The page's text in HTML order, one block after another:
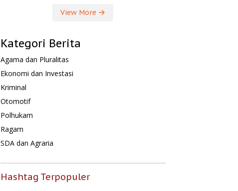
View More
Kategori Berita
Agama dan Pluralitas
Ekonomi dan Investasi
Kriminal
Otomotif
Polhukam
Ragam
SDA dan Agraria
Hashtag Terpopuler